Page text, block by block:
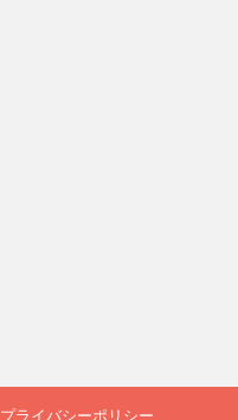
プライバシーポリシー